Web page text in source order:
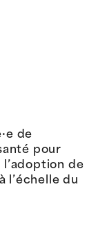
de
pour
de
l’échelle du